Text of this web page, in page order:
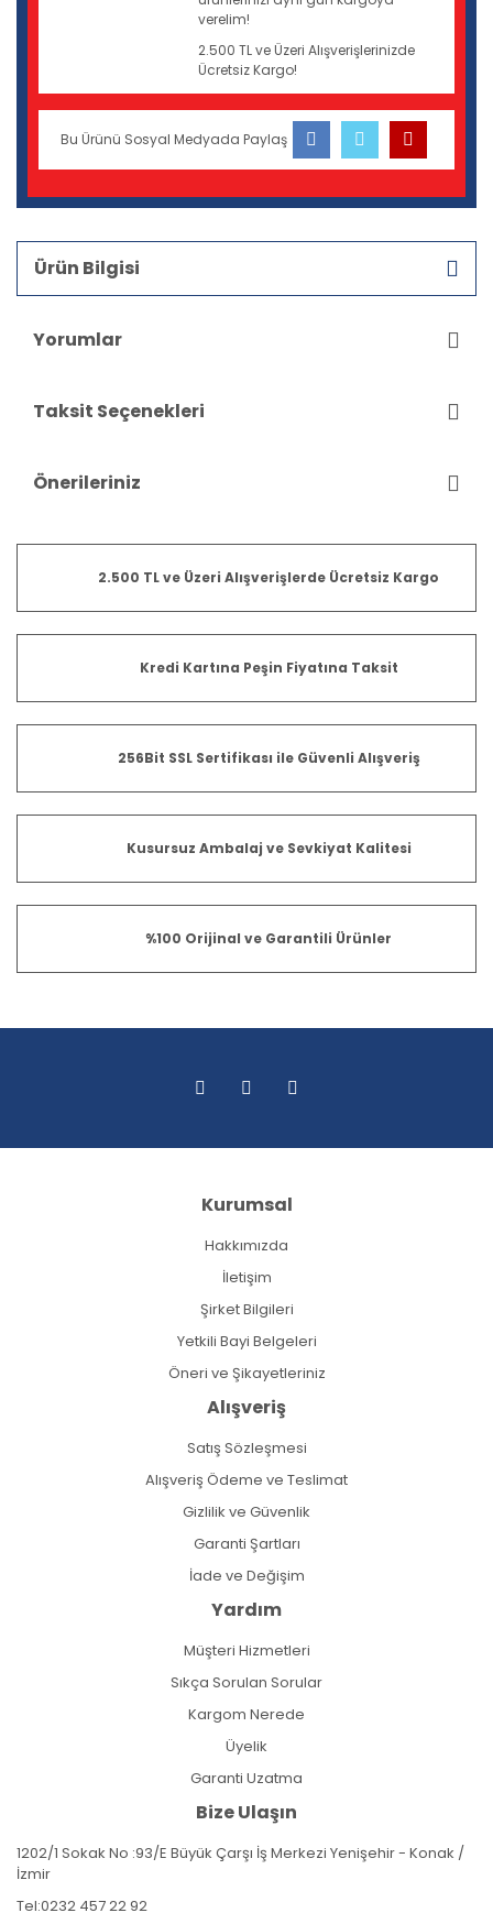
verelim!
2.500 TL ve Üzeri Alışverişlerinizde
Ücretsiz Kargo!
Bu Ürünü Sosyal Medyada Paylaş
Ürün Bilgisi
Yorumlar
Taksit Seçenekleri
Önerileriniz
2.500 TL ve Üzeri Alışverişlerde Ücretsiz Kargo
Kredi Kartına Peşin Fiyatına Taksit
256Bit SSL Sertifikası ile Güvenli Alışveriş
Kusursuz Ambalaj ve Sevkiyat Kalitesi
%100 Orijinal ve Garantili Ürünler
Kurumsal
Hakkımızda
İletişim
Şirket Bilgileri
Yetkili Bayi Belgeleri
Öneri ve Şikayetleriniz
Alışveriş
Satış Sözleşmesi
Alışveriş Ödeme ve Teslimat
Gizlilik ve Güvenlik
Garanti Şartları
İade ve Değişim
Yardım
Müşteri Hizmetleri
Sıkça Sorulan Sorular
Kargom Nerede
Üyelik
Garanti Uzatma
Bize Ulaşın
1202/1 Sokak No :93/E Büyük Çarşı İş Merkezi Yenişehir - Konak /
İzmir
Tel:0232 457 22 92